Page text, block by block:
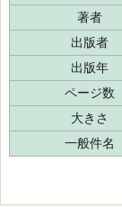
著者
出版者
出版年
ページ数
大きさ
一般件名